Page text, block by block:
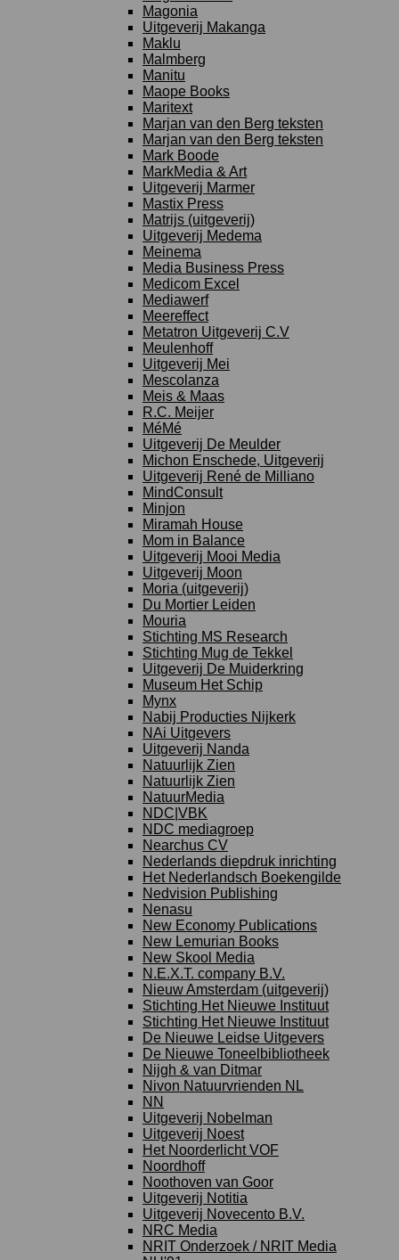
Magonia
Uitgeverij Makanga
Maklu
Malmberg
Manitu
Maope Books
Maritext
Marjan van den Berg teksten
Marjan van den Berg teksten
Mark Boode
MarkMedia & Art
Uitgeverij Marmer
Mastix Press
Matrijs (uitgeverij)
Uitgeverij Medema
Meinema
Media Business Press
Medicom Excel
Mediawerf
Meereffect
Metatron Uitgeverij C.V
Meulenhoff
Uitgeverij Mei
Mescolanza
Meis & Maas
R.C. Meijer
MéMé
Uitgeverij De Meulder
Michon Enschede, Uitgeverij
Uitgeverij René de Milliano
MindConsult
Minjon
Miramah House
Mom in Balance
Uitgeverij Mooi Media
Uitgeverij Moon
Moria (uitgeverij)
Du Mortier Leiden
Mouria
Stichting MS Research
Stichting Mug de Tekkel
Uitgeverij De Muiderkring
Museum Het Schip
Mynx
Nabij Producties Nijkerk
NAi Uitgevers
Uitgeverij Nanda
Natuurlijk Zien
Natuurlijk Zien
NatuurMedia
NDC|VBK
NDC mediagroep
Nearchus CV
Nederlands diepdruk inrichting
Het Nederlandsch Boekengilde
Nedvision Publishing
Nenasu
New Economy Publications
New Lemurian Books
New Skool Media
N.E.X.T. company B.V.
Nieuw Amsterdam (uitgeverij)
Stichting Het Nieuwe Instituut
Stichting Het Nieuwe Instituut
De Nieuwe Leidse Uitgevers
De Nieuwe Toneelbibliotheek
Nijgh & van Ditmar
Nivon Natuurvrienden NL
NN
Uitgeverij Nobelman
Uitgeverij Noest
Het Noorderlicht VOF
Noordhoff
Noothoven van Goor
Uitgeverij Notitia
Uitgeverij Novecento B.V.
NRC Media
NRIT Onderzoek / NRIT Media